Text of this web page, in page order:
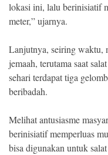
lokasi ini, lalu berinisiatif
meter,” ujarnya.
Lanjutnya, seiring waktu,
jemaah, terutama saat
sehari terdapat tiga
beribadah.
Melihat antusiasme
berinisiatif memperluas
bisa digunakan untuk